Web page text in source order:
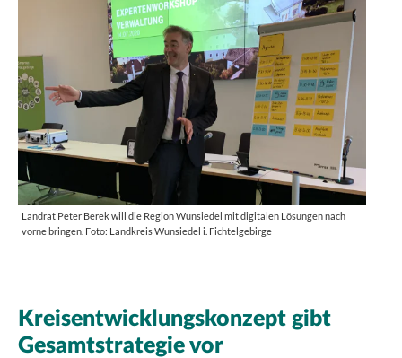
Landrat Peter Berek will die Region Wunsiedel mit digitalen Lösungen nach
vorne bringen. Foto: Landkreis Wunsiedel i. Fichtelgebirge
Kreisentwicklungskonzept gibt
Gesamtstrategie vor